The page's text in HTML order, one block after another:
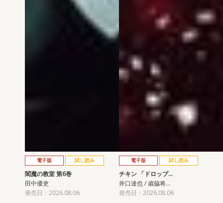
電子版 試し読み
閻魔の教室 第6巻
田中優吏
発売日：2026.08.06
電子版 試し読み
チキン 「ドロップ…
井口達也 / 歳脇将…
発売日：2026.08.06